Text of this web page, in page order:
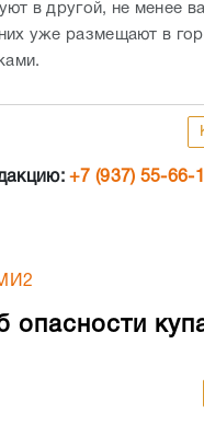
в другой, не менее
уже размещают в
+7 (937) 55-66-
опасности